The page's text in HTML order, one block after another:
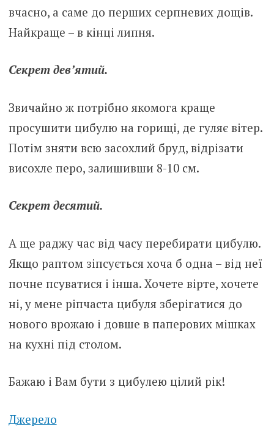
вчасно, а саме до перших серпневих дощів.
Найкраще – в кінці липня.
Секрет дев’ятий.
Звичайно ж потрібно якомога краще
просушити цибулю на горищі, де гуляє вітер.
Потім зняти всю засохлий бруд, відрізати
висохле перо, залишивши 8-10 см.
Секрет десятий.
А ще раджу час від часу перебирати цибулю.
Якщо раптом зіпсується хоча б одна – від неї
почне псуватися і інша. Хочете вірте, хочете
ні, у мене ріпчаста цибуля зберігатися до
нового врожаю і довше в паперових мішках
на кухні під столом.
Бажаю і Вам бути з цибулею цілий рік!
Джерело